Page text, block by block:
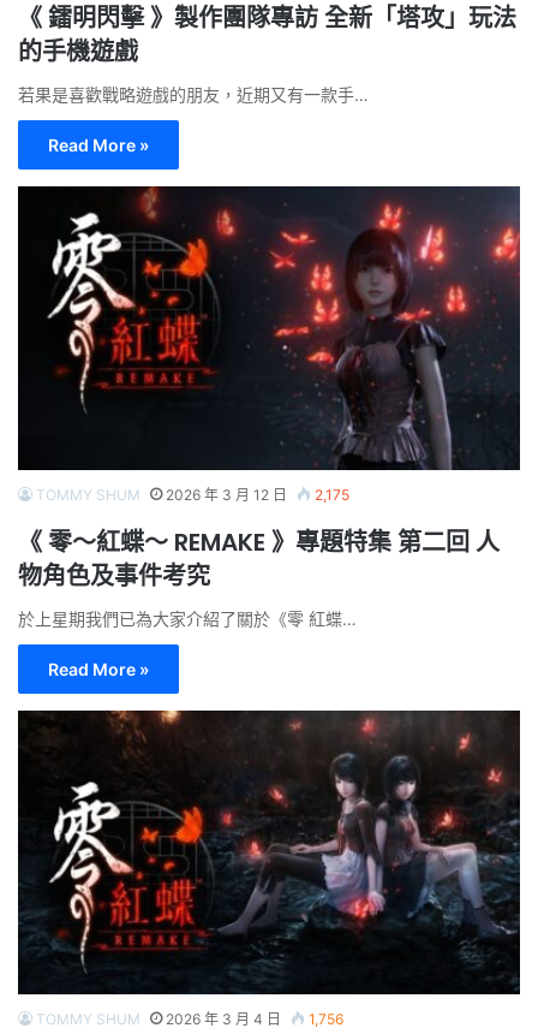
《 鐳明閃擊 》製作團隊專訪 全新「塔攻」玩法
的手機遊戲
若果是喜歡戰略遊戲的朋友，近期又有一款手…
Read More »
TOMMY SHUM 2026 年 3 月 12 日 2,175
《 零～紅蝶～ REMAKE 》專題特集 第二回 人
物角色及事件考究
於上星期我們已為大家介紹了關於《零 紅蝶…
Read More »
TOMMY SHUM 2026 年 3 月 4 日 1,756